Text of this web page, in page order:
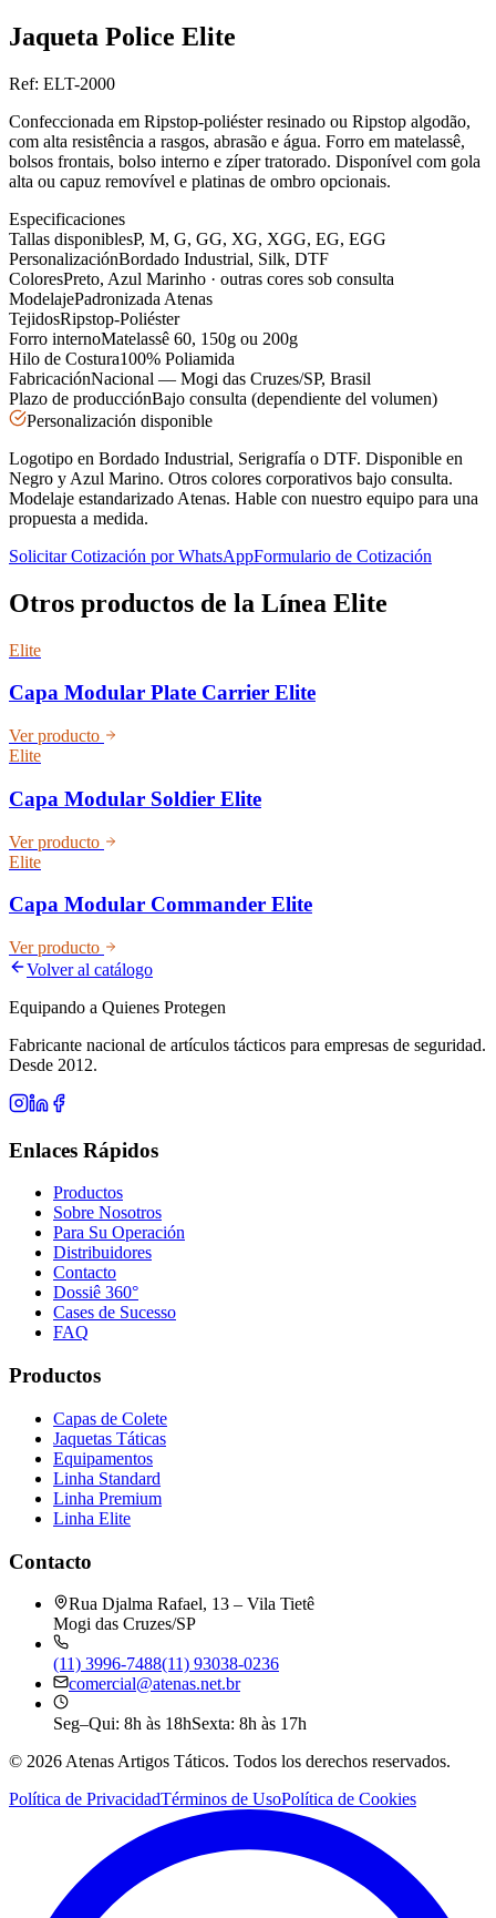
Jaqueta Police Elite
Ref: ELT-2000
Confeccionada em Ripstop-poliéster resinado ou Ripstop algodão,
com alta resistência a rasgos, abrasão e água. Forro em matelassê,
bolsos frontais, bolso interno e zíper tratorado. Disponível com gola
alta ou capuz removível e platinas de ombro opcionais.
Especificaciones
Tallas disponiblesP, M, G, GG, XG, XGG, EG, EGG
PersonalizaciónBordado Industrial, Silk, DTF
ColoresPreto, Azul Marinho · outras cores sob consulta
ModelajePadronizada Atenas
TejidosRipstop-Poliéster
Forro internoMatelassê 60, 150g ou 200g
Hilo de Costura100% Poliamida
FabricaciónNacional — Mogi das Cruzes/SP, Brasil
Plazo de producciónBajo consulta (dependiente del volumen)
Personalización disponible
Logotipo en Bordado Industrial, Serigrafía o DTF. Disponible en
Negro y Azul Marino. Otros colores corporativos bajo consulta.
Modelaje estandarizado Atenas. Hable con nuestro equipo para una
propuesta a medida.
Solicitar Cotización por WhatsAppFormulario de Cotización
Otros productos de la Línea Elite
Elite
Capa Modular Plate Carrier Elite
Ver producto
Elite
Capa Modular Soldier Elite
Ver producto
Elite
Capa Modular Commander Elite
Ver producto
Volver al catálogo
Equipando a Quienes Protegen
Fabricante nacional de artículos tácticos para empresas de seguridad.
Desde 2012.
Enlaces Rápidos
Productos
Sobre Nosotros
Para Su Operación
Distribuidores
Contacto
Dossiê 360°
Cases de Sucesso
FAQ
Productos
Capas de Colete
Jaquetas Táticas
Equipamentos
Linha Standard
Linha Premium
Linha Elite
Contacto
Rua Djalma Rafael, 13 – Vila Tietê
Mogi das Cruzes/SP
(11) 3996-7488(11) 93038-0236
comercial@atenas.net.br
Seg–Qui: 8h às 18hSexta: 8h às 17h
© 2026 Atenas Artigos Táticos. Todos los derechos reservados.
Política de PrivacidadTérminos de UsoPolítica de Cookies